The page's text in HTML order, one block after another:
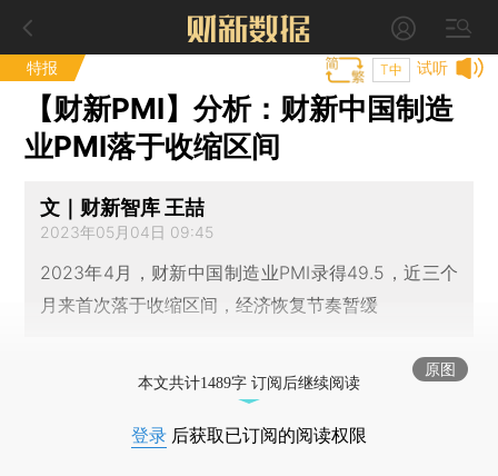
特报 试听
T中
【财新PMI】分析：财新中国制造
业PMI落于收缩区间
文｜财新智库 王喆
2023年05月04日 09:45
2023年4月，财新中国制造业PMI录得49.5，近三个
月来首次落于收缩区间，经济恢复节奏暂缓
原图
本文共计1489字 订阅后继续阅读
登录 后获取已订阅的阅读权限